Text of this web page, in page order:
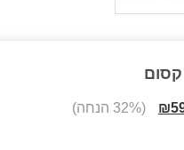
קסום
₪ (32% הנחה)